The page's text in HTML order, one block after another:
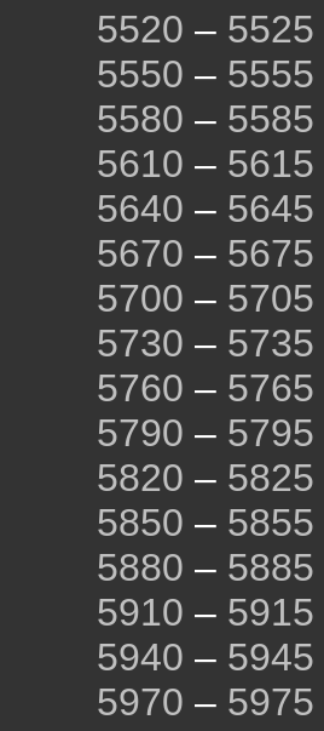
5520 – 5525
5550 – 5555
5580 – 5585
5610 – 5615
5640 – 5645
5670 – 5675
5700 – 5705
5730 – 5735
5760 – 5765
5790 – 5795
5820 – 5825
5850 – 5855
5880 – 5885
5910 – 5915
5940 – 5945
5970 – 5975